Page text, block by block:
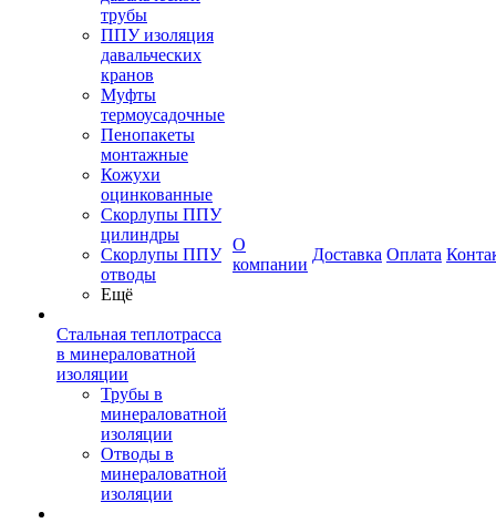
трубы
ППУ изоляция
давальческих
кранов
Муфты
термоусадочные
Пенопакеты
монтажные
Кожухи
оцинкованные
Скорлупы ППУ
цилиндры
Скорлупы ППУ
отводы
Ещё
Стальная теплотрасса
в минераловатной
изоляции
Трубы в
минераловатной
изоляции
Отводы в
минераловатной
изоляции
О
компании
Доставка Оплата